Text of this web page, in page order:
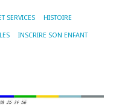
SERVICES HISTOIRE
INSCRIRE SON ENFANT